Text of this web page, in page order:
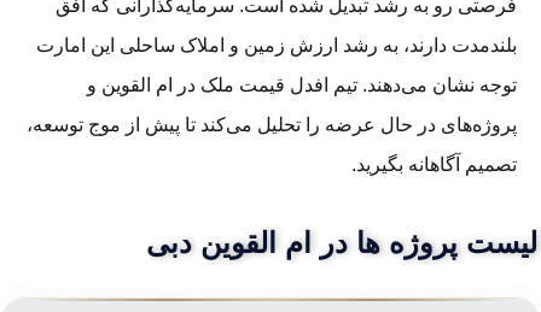
فرصتی رو به رشد تبدیل شده است. سرمایه‌گذارانی که افق
بلندمدت دارند، به رشد ارزش زمین و املاک ساحلی این امارت
توجه نشان می‌دهند. تیم افدل قیمت ملک در ام القوین و
پروژه‌های در حال عرضه را تحلیل می‌کند تا پیش از موج توسعه،
تصمیم آگاهانه بگیرید.
پروژه ها در ام القوین دبی